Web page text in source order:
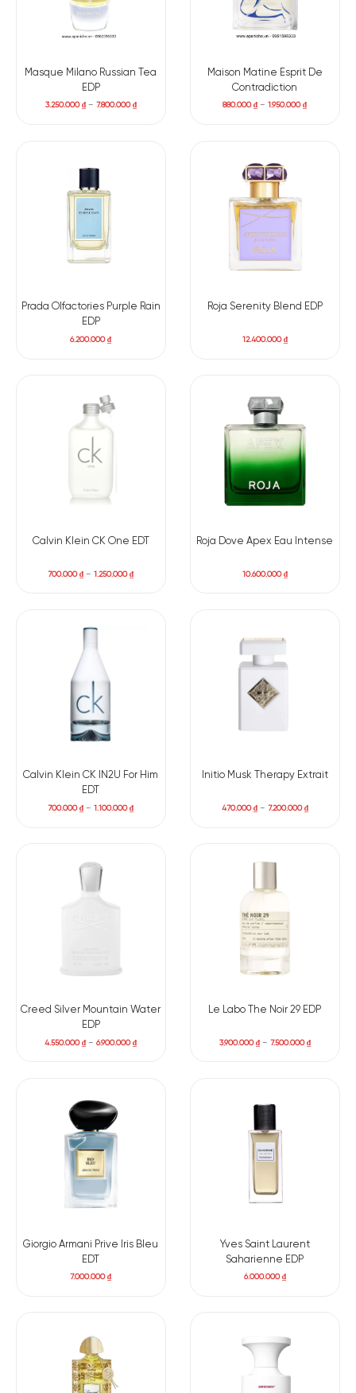
nhàng. Ngay sau đó, hương trà rooibos dần hiện lên – một loại
trà Nam Phi đặc trưng bởi sắc thái ấm áp, thoảng chút ngọt
trở nên rõ nét hơn mà không bị ngọt gắt. Kết thúc là sự mượt
mà, sâu lắng của gỗ đàn hương và xạ hương, tạo cảm giác
Các tầng hương chính:
Hương đầu: Cam bergamot, chanh vàng.
Hương cuối: Gỗ đàn hương, xạ hương.
Tea Vetiver không?
Tuy mức giá khá cao, Red Tea Vetiver xứng đáng với những ai
đánh giá cao chất lượng chế tác, thiết kế mang tính sưu tầm
và phong cách mùi hương gọn gàng, hiện đại mà vẫn giữ
được vẻ sang trọng cổ điển. Đây không phải mùi hương dành
cho số đông, nhưng chắc chắn sẽ chạm đến gu thẩm mỹ của
Masque Milano Russian Tea
EDP
3.250.000₫– 7.800.000₫
Maison Matine Esprit De
Contradiction
880.000₫ – 1.950.000₫
Prada Olfactories Purple Rain
EDP
6.200.000₫
Roja Serenity Blend EDP
12.400.000₫
Calvin Klein CK One EDT
700.000₫ –1.250.000₫
Roja Dove Apex Eau Intense
10.600.000₫
Calvin Klein CK IN2U For Him
EDT
700.000₫ –1.100.000₫
Initio Musk Therapy Extrait
470.000₫– 7.200.000₫
Creed Silver Mountain Water
EDP
4.550.000₫ –6.900.000₫
Le Labo The Noir 29 EDP
3.900.000₫– 7.500.000₫
Giorgio Armani Prive Iris Bleu
EDT
7.000.000₫
Yves Saint Laurent
Saharienne EDP
6.000.000₫